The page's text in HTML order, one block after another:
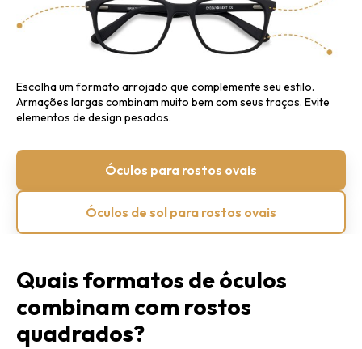
Escolha um formato arrojado que complemente seu estilo.
Armações largas combinam muito bem com seus traços. Evite
elementos de design pesados.
Óculos para rostos ovais
Óculos de sol para rostos ovais
Quais formatos de óculos
combinam com rostos
quadrados?